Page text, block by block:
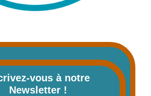
vous à notre
Newsletter !